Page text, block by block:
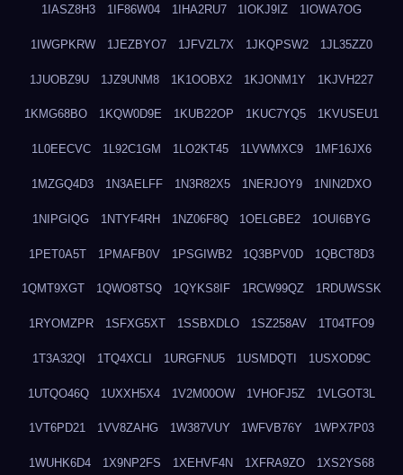
1IASZ8H3 1IF86W04 1IHA2RU7 1IOKJ9IZ 1IOWA7OG
1IWGPKRW 1JEZBYO7 1JFVZL7X 1JKQPSW2 1JL35ZZ0
1JUOBZ9U 1JZ9UNM8 1K1OOBX2 1KJONM1Y 1KJVH227
1KMG68BO 1KQW0D9E 1KUB22OP 1KUC7YQ5 1KVUSEU1
1L0EECVC 1L92C1GM 1LO2KT45 1LVWMXC9 1MF16JX6
1MZGQ4D3 1N3AELFF 1N3R82X5 1NERJOY9 1NIN2DXO
1NIPGIQG 1NTYF4RH 1NZ06F8Q 1OELGBE2 1OUI6BYG
1PET0A5T 1PMAFB0V 1PSGIWB2 1Q3BPV0D 1QBCT8D3
1QMT9XGT 1QWO8TSQ 1QYKS8IF 1RCW99QZ 1RDUWSSK
1RYOMZPR 1SFXG5XT 1SSBXDLO 1SZ258AV 1T04TFO9
1T3A32QI 1TQ4XCLI 1URGFNU5 1USMDQTI 1USXOD9C
1UTQO46Q 1UXXH5X4 1V2M00OW 1VHOFJ5Z 1VLGOT3L
1VT6PD21 1VV8ZAHG 1W387VUY 1WFVB76Y 1WPX7P03
1WUHK6D4 1X9NP2FS 1XEHVF4N 1XFRA9ZO 1XS2YS68